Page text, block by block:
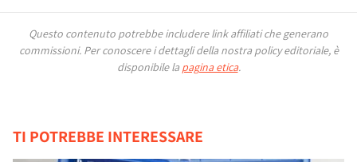
Questo contenuto potrebbe includere link affiliati che generano
commissioni. Per conoscere i dettagli della nostra policy editoriale, è
disponibile la pagina etica.
TI POTREBBE INTERESSARE